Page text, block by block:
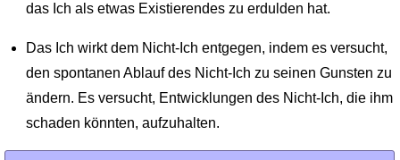
das Ich als etwas Existierendes zu erdulden hat.
Das Ich wirkt dem Nicht-Ich entgegen, indem es versucht,
den spontanen Ablauf des Nicht-Ich zu seinen Gunsten zu
ändern. Es versucht, Entwicklungen des Nicht-Ich, die ihm
schaden könnten, aufzuhalten.